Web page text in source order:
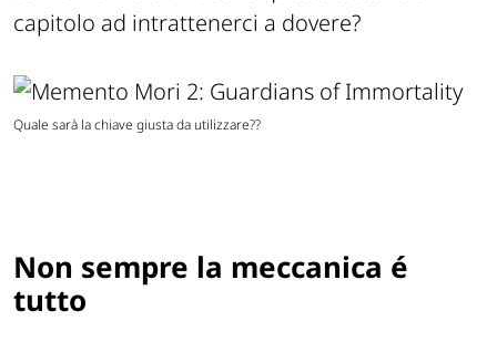
capitolo ad intrattenerci a dovere?
Quale sarà la chiave giusta da utilizzare??
Non sempre la meccanica é
tutto